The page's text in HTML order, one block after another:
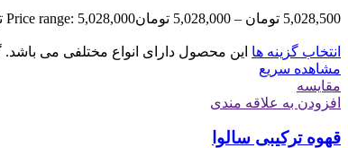
5,028,500 تومان –
5,028,000 تومانPrice range: 5,028,000 تومان through 5,028,500 تومان
انتخاب گزینه ها این محصول دارای انواع مختلفی می
مشاهده سریع
مقایسه
افزودن به علاقه مندی
قهوه ترکیبی سالوا